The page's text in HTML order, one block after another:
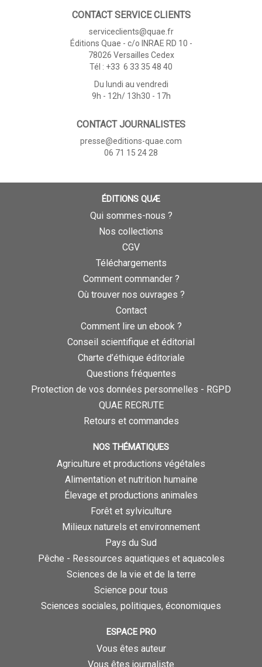
CONTACT SERVICE CLIENTS
serviceclients@quae.fr
Éditions Quae - c/o INRAE RD 10 -
78026 Versailles Cedex
Tél : +33 6 33 35 48 40
Du lundi au vendredi
9h - 12h/ 13h30 - 17h
CONTACT JOURNALISTES
presse@editions-quae.com
06 71 15 24 28
ÉDITIONS QUÆ
Qui sommes-nous ?
Nos collections
CGV
Téléchargements
Comment commander ?
Où trouver nos ouvrages ?
Contact
Comment lire un ebook ?
Conseil scientifique et éditorial
Charte d’éthique éditoriale
Questions fréquentes
Protection de vos données personnelles - RGPD
QUAE RECRUTE
Retours et commandes
NOS THÉMATIQUES
Agriculture et productions végétales
Alimentation et nutrition humaine
Élevage et productions animales
Forêt et sylviculture
Milieux naturels et environnement
Pays du Sud
Pêche - Ressources aquatiques et aquacoles
Sciences de la vie et de la terre
Science pour tous
Sciences sociales, politiques, économiques
ESPACE PRO
Vous êtes auteur
Vous êtes journaliste